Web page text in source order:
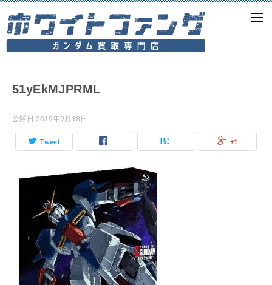
51yEkMJPRML
公開日:2019年9月18日
Tweet +1